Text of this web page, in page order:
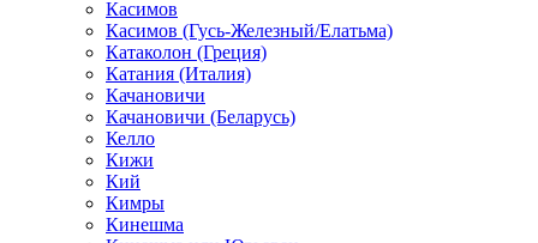
Касимов
Касимов (Гусь-Железный/Елатьма)
Катаколон (Греция)
Катания (Италия)
Качановичи
Качановичи (Беларусь)
Келло
Кижи
Кий
Кимры
Кинешма